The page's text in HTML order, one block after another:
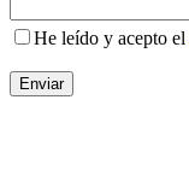
He leído y acepto el